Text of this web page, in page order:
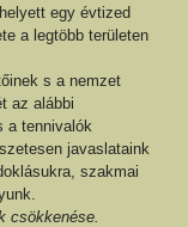
egy évtized
a legtöbb területen
s a nemzet
az alábbi
a tennivalók
javaslataink
szakmai
csökkenése.